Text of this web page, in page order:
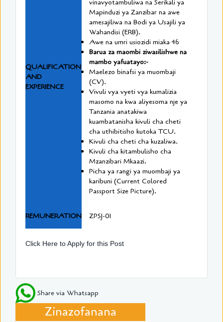
QUALIFICATION
AND
EXPERIENCE
vinavyotambuliwa na Serikali ya
Mapinduzi ya Zanzibar na awe
amesajiliwa na Bodi ya Usajili ya
Wahandisi (ERB).
Awe na umri usiozidi miaka 46
Barua za maombi ziwasilishwe na
mambo yafuatayo:-
Maelezo binafsi ya muombaji
(CV).
Vivuli vya vyeti vya kumalizia
masomo na kwa aliyesoma nje ya
Tanzania anatakiwa
kuambatanisha kivuli cha cheti
cha uthibitisho kutoka TCU.
Kivuli cha cheti cha kuzaliwa.
Kivuli cha kitambulisho cha
Mzanzibari Mkaazi.
Picha ya rangi ya muombaji ya
karibuni (Current Colored
Passport Size Picture).
REMUNERATION ZPSJ-01
Click Here to Apply for this Post
Share via Whatsapp
Zinazofanana